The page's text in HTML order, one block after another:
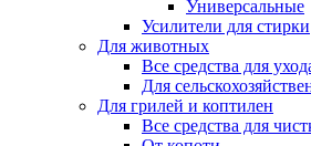
Универсальные
Усилители для стирки
Для животных
Все средства для
Для
Для грилей и коптилен
Все средства для